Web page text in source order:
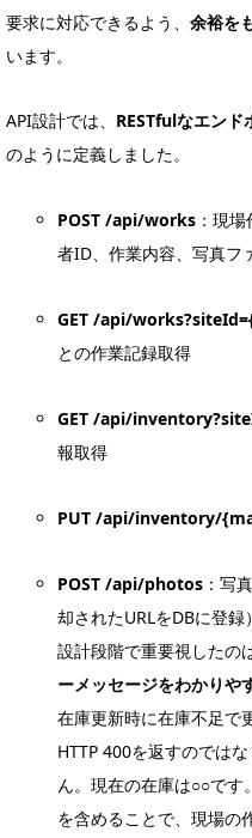
要求に対応できるよう、 余裕を
います。
API設計では、 RESTfulなエンド
のように定義しました。
POST /api/works ：現
者ID、作業内容、写真フ
GET /api/
との作業記録取得
GET /api/
報取得
PUT /api/inventory/
POST /api/photos ：写
却されたURLをDBに登録）
設計段階で重要視したの
ーメッセージをわかりや
在庫更新時に在庫不足で
HTTP 400を返すのでは
ん。現在の在庫は○○で
を含めることで、現場の